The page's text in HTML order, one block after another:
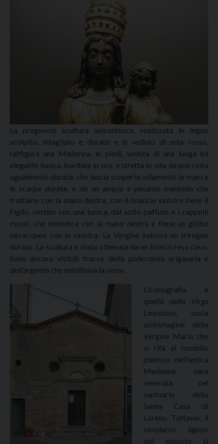
La pregevole scultura seicentesca, realizzata in legno
scolpito, intagliato e dorato e in velluto di seta rosso,
raffigura una Madonna, in piedi, vestita di una lunga ed
elegante tunica, bordata in oro, e stretta in vita da una cinta
ugualmente dorata, che lascia scoperte solamente le mani e
le scarpe dorate, e da un ampio e pesante mantello che
trattiene con la mano destra; con il braccio sinistro tiene il
Figlio, vestito con una tunica, dal volto paffuto e i cappelli
mossi, che benedice con la mano destra e tiene un globo
terracqueo con la sinistra. La Vergine indossa un triregno
dorato. La scultura è stata ottenuta da un tronco reso cavo.
Sono ancora visibili tracce della policromia originaria e
dell’argento che nobilitava la veste.
L’iconografia è
quella della Virgo
Lauretana , ossia
un’immagine della
Vergine Maria che
si rifà al modello
plastico dell’antica
Madonna nera
venerata nel
santuario della
Santa Casa di
Loreto. Tuttavia, il
simulacro ligneo
qui esposto si